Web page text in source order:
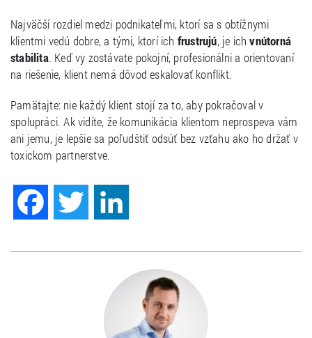
Najväčší rozdiel medzi podnikateľmi, ktorí sa s obtížnymi
klientmi vedú dobre, a tými, ktorí ich frustrujú, je ichvnútorná
stabilita. Keď vy zostávate pokojní, profesionálni a orientovaní
na riešenie, klient nemá dôvod eskalovať konflikt.
Pamätajte: nie každý klient stojí za to, aby pokračoval v
spolupráci. Ak vidíte, že komunikácia klientom neprospeva vám
ani jemu, je lepšie sa poľudštiť odsúť bez vzťahu ako ho držať v
toxickom partnerstve.
Facebook Twitter